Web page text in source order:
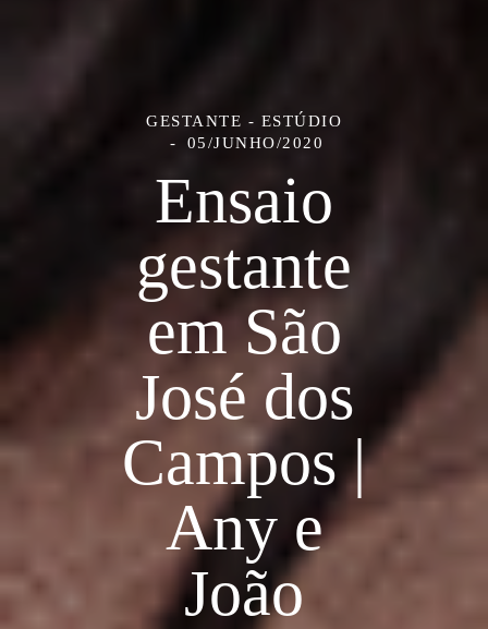
GESTANTE - ESTÚDIO
05/JUNHO/2020
Ensaio
gestante
em São
José dos
Campos |
Any e
João